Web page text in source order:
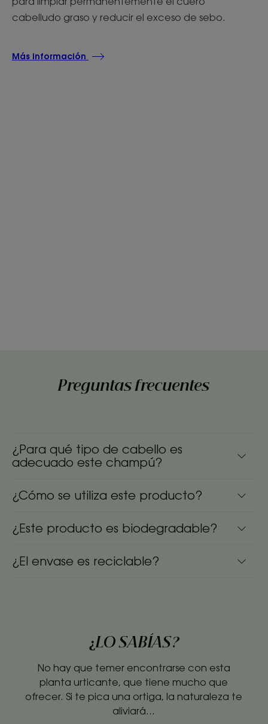
cabelludo graso y reducir el exceso de sebo.
Más información
Preguntas frecuentes
¿Para qué tipo de cabello es
adecuado este champú?
¿Cómo se utiliza este producto?
¿Este producto es biodegradable?
¿El envase es reciclable?
¿LO SABÍAS?
No hay que temer encontrarse con esta
planta urticante, que tiene mucho que
ofrecer. Si te pica una ortiga, la naturaleza te
aliviará...